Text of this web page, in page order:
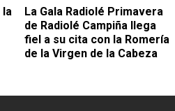
la
La Gala Radiolé Primavera
de Radiolé Campiña llega
fiel a su cita con la Romería
de la Virgen de la Cabeza